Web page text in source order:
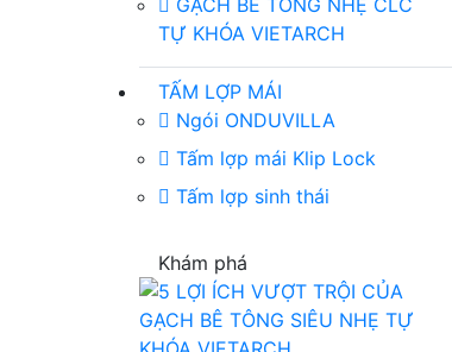
GẠCH BÊ TÔNG NHẸ CLC
TỰ KHÓA VIETARCH
TẤM LỢP MÁI
Ngói ONDUVILLA
Tấm lợp mái Klip Lock
Tấm lợp sinh thái
Khám phá